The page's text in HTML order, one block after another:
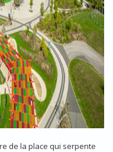
de la place qui serpente